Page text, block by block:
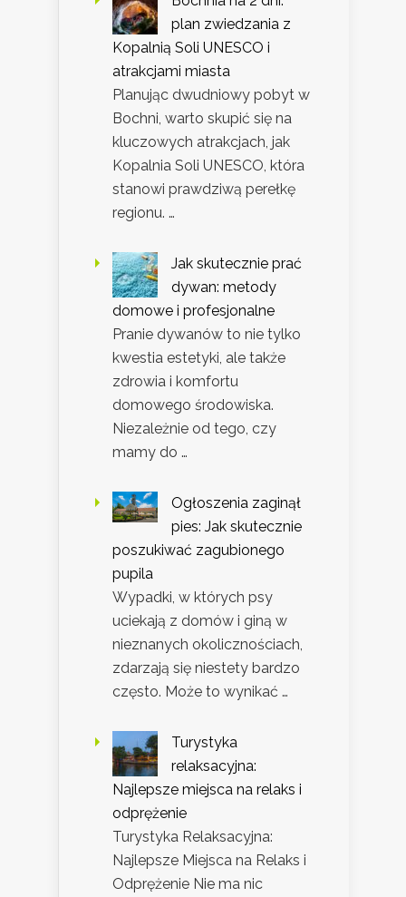
plan zwiedzania z
Kopalnią Soli UNESCO i
atrakcjami miasta
Planując dwudniowy pobyt w
Bochni, warto skupić się na
kluczowych atrakcjach, jak
Kopalnia Soli UNESCO, która
stanowi prawdziwą perełkę
regionu. …
Jak skutecznie prać
dywan: metody
domowe i profesjonalne
Pranie dywanów to nie tylko
kwestia estetyki, ale także
zdrowia i komfortu
domowego środowiska.
Niezależnie od tego, czy
mamy do …
Ogłoszenia zaginął
pies: Jak skutecznie
poszukiwać zagubionego
pupila
Wypadki, w których psy
uciekają z domów i giną w
nieznanych okolicznościach,
zdarzają się niestety bardzo
często. Może to wynikać …
Turystyka
relaksacyjna:
Najlepsze miejsca na relaks i
odprężenie
Turystyka Relaksacyjna:
Najlepsze Miejsca na Relaks i
Odprężenie Nie ma nic